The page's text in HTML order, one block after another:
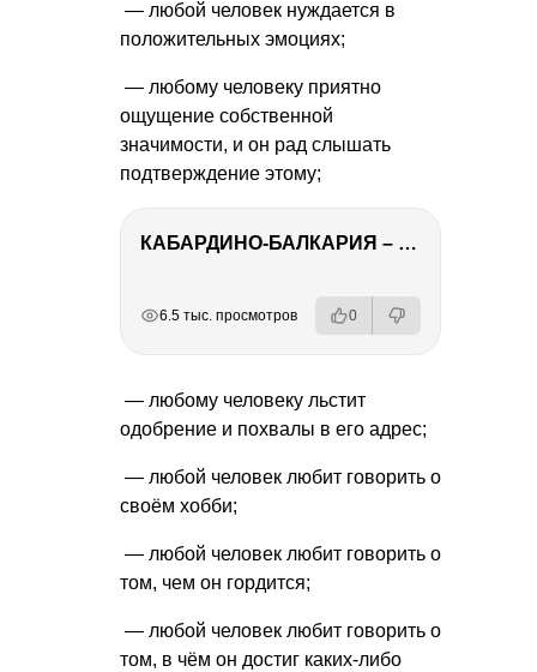
— любой человек нуждается в
положительных эмоциях;
— любому человеку приятно
ощущение собственной
значимости, и он рад слышать
подтверждение этому;
КАБАРДИНО-БАЛКАРИЯ – ПУТЕШЕСТВИЕ НА КАВКАЗ часть 3
6.5 тыс. просмотров 0
— любому человеку льстит
одобрение и похвалы в его адрес;
— любой человек любит говорить о
своём хобби;
— любой человек любит говорить о
том, чем он гордится;
— любой человек любит говорить о
том, в чём он достиг каких-либо